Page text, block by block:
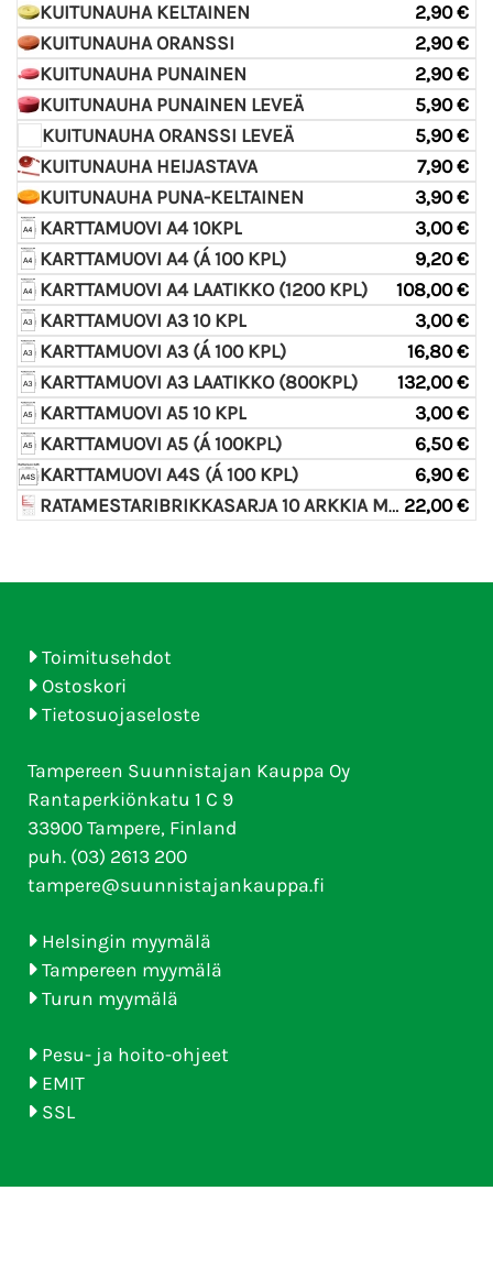
KUITUNAUHA KELTAINEN
2,90 €
KUITUNAUHA ORANSSI
2,90 €
KUITUNAUHA PUNAINEN
2,90 €
KUITUNAUHA PUNAINEN LEVEÄ
5,90 €
KUITUNAUHA ORANSSI LEVEÄ
5,90 €
KUITUNAUHA HEIJASTAVA
7,90 €
KUITUNAUHA PUNA-KELTAINEN
3,90 €
KARTTAMUOVI A4 10KPL
3,00 €
KARTTAMUOVI A4 (Á 100 KPL)
9,20 €
KARTTAMUOVI A4 LAATIKKO (1200 KPL)
108,00 €
KARTTAMUOVI A3 10 KPL
3,00 €
KARTTAMUOVI A3 (Á 100 KPL)
16,80 €
KARTTAMUOVI A3 LAATIKKO (800KPL)
132,00 €
KARTTAMUOVI A5 10 KPL
3,00 €
KARTTAMUOVI A5 (Á 100KPL)
6,50 €
KARTTAMUOVI A4S (Á 100 KPL)
6,90 €
RATAMESTARIBRIKKASARJA 10 ARKKIA MYYNTIERÄSSÄ (ELI 90 PRIKKAA) 22,00 €
Toimitusehdot
Ostoskori
Tietosuojaseloste
Tampereen Suunnistajan Kauppa Oy
Rantaperkiönkatu 1 C 9
33900 Tampere, Finland
puh. (03) 2613 200
tampere@suunnistajankauppa.fi
Helsingin myymälä
Tampereen myymälä
Turun myymälä
Pesu- ja hoito-ohjeet
EMIT
SSL